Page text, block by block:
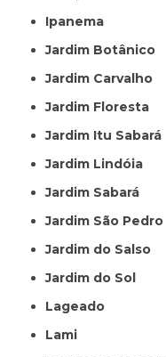
Ipanema
Jardim Botânico
Jardim Carvalho
Jardim Floresta
Jardim Itu Sabará
Jardim Lindóia
Jardim Sabará
Jardim São Pedro
Jardim do Salso
Jardim do Sol
Lageado
Lami